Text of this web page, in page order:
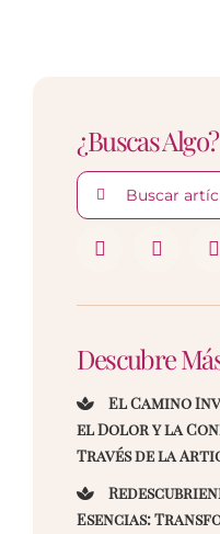
¿Buscas Algo?
Buscar:
Descubre
El Camino
el Dolor y la
Través de la
Esencias: